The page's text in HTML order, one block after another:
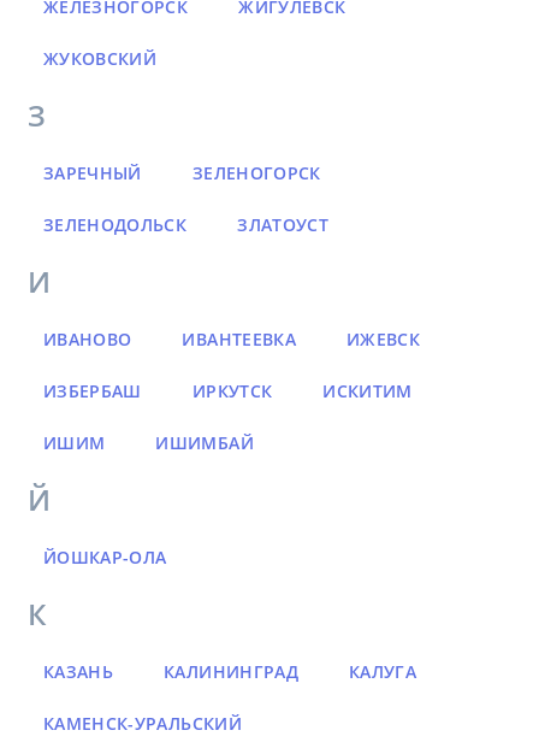
ЖЕЛЕЗНОГОРСК ЖИГУЛЕВСК
ЖУКОВСКИЙ
З
ЗАРЕЧНЫЙ ЗЕЛЕНОГОРСК
ЗЕЛЕНОДОЛЬСК ЗЛАТОУСТ
И
ИВАНОВО ИВАНТЕЕВКА ИЖЕВСК
ИЗБЕРБАШ ИРКУТСК ИСКИТИМ
ИШИМ ИШИМБАЙ
Й
ЙОШКАР-ОЛА
К
КАЗАНЬ КАЛИНИНГРАД КАЛУГА
КАМЕНСК-УРАЛЬСКИЙ